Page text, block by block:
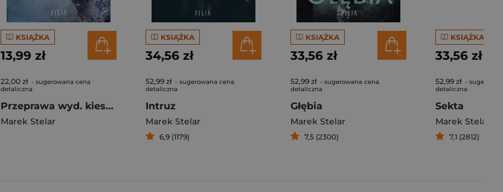
KSIĄŻKA
13,99 zł
22,00 zł - sugerowana cena
detaliczna
Przeprawa wyd. kieszonkowe
Marek Stelar
KSIĄŻKA
34,56 zł
52,99 zł - sugerowana cena
detaliczna
Intruz
Marek Stelar
6,9 (1179)
KSIĄŻKA
33,56 zł
52,99 zł - sugerowana cena
detaliczna
Głębia
Marek Stelar
7,5 (2300)
KSIĄŻKA
33,56 zł
52,99 zł -
detaliczna
Sekta
Marek Stelar
7,1 (2812)